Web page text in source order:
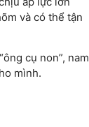
và có thể tận
cụ non”, nam
mình.